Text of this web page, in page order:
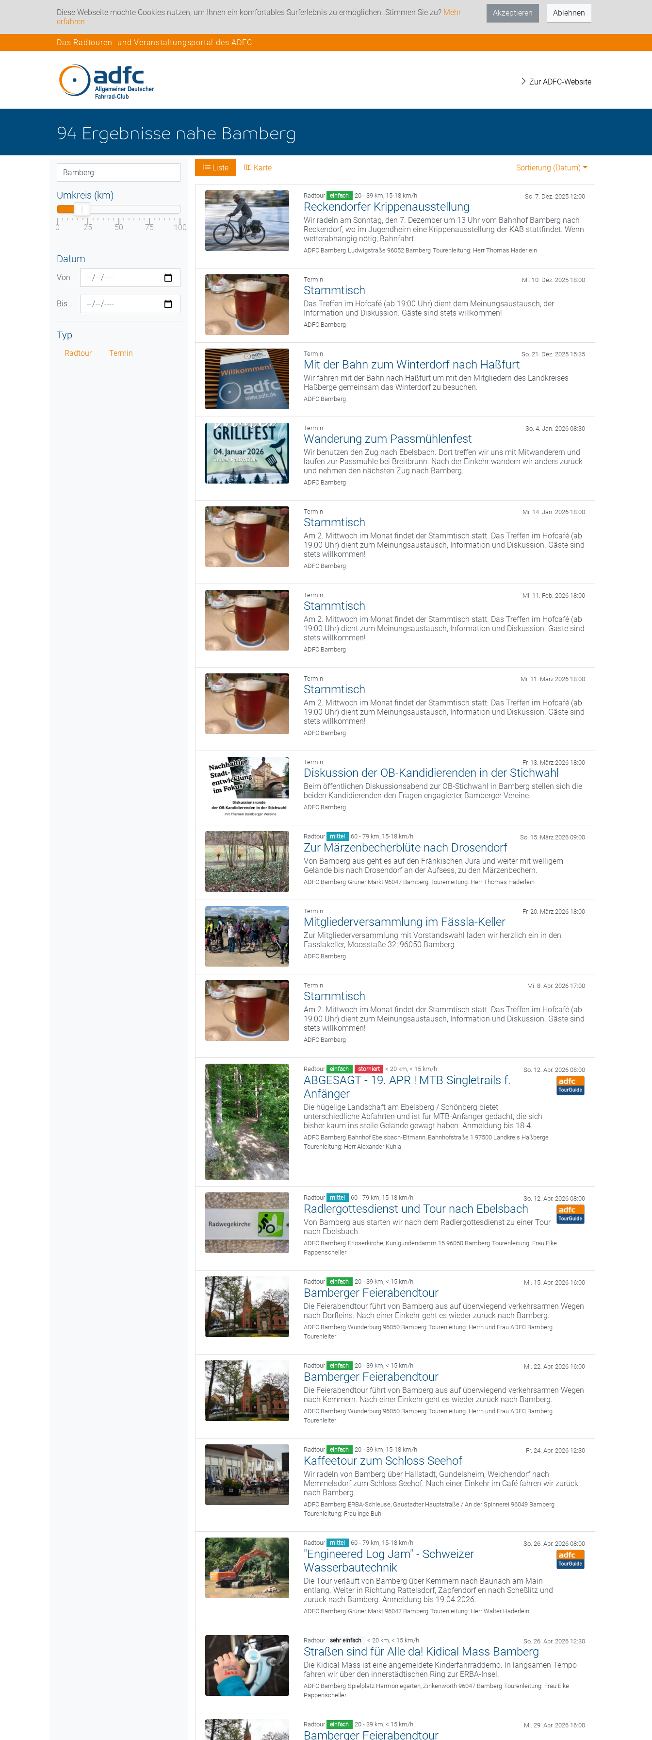
Diese Webseite möchte Cookies nutzen, um Ihnen ein komfortables Surferlebnis zu ermöglichen. Stimmen Sie zu? Mehr
erfahren
Akzeptieren Ablehnen
Das Radtouren- und Veranstaltungsportal des ADFC
Zur ADFC-Website
94 Ergebnisse nahe Bamberg
Umkreis (km)
0 25 50 75 100
Datum
Von
Bis
Typ
Radtour Termin
Liste Karte Sortierung (Datum)
Radtour einfach 20 - 39 km, 15-18 km/h So. 7. Dez. 2025 12:00
Reckendorfer Krippenausstellung
Wir radeln am Sonntag, den 7. Dezember um 13 Uhr vom Bahnhof Bamberg nach
Reckendorf, wo im Jugendheim eine Krippenausstellung der KAB stattfindet. Wenn
wetterabhängig nötig, Bahnfahrt.
ADFC Bamberg Ludwigstraße 96052 Bamberg Tourenleitung: Herr Thomas Haderlein
Termin Mi. 10. Dez. 2025 18:00
Stammtisch
Das Treffen im Hofcafé (ab 19:00 Uhr) dient dem Meinungsaustausch, der
Information und Diskussion. Gäste sind stets willkommen!
ADFC Bamberg
Termin So. 21. Dez. 2025 15:35
Mit der Bahn zum Winterdorf nach Haßfurt
Wir fahren mit der Bahn nach Haßfurt um mit den Mitgliedern des Landkreises
Haßberge gemeinsam das Winterdorf zu besuchen.
ADFC Bamberg
Termin So. 4. Jan. 2026 08:30
Wanderung zum Passmühlenfest
Wir benutzen den Zug nach Ebelsbach. Dort treffen wir uns mit Mitwanderern und
laufen zur Passmühle bei Breitbrunn. Nach der Einkehr wandern wir anders zurück
und nehmen den nächsten Zug nach Bamberg.
ADFC Bamberg
Termin Mi. 14. Jan. 2026 18:00
Stammtisch
Am 2. Mittwoch im Monat findet der Stammtisch statt. Das Treffen im Hofcafé (ab
19:00 Uhr) dient zum Meinungsaustausch, Information und Diskussion. Gäste sind
stets willkommen!
ADFC Bamberg
Termin Mi. 11. Feb. 2026 18:00
Stammtisch
Am 2. Mittwoch im Monat findet der Stammtisch statt. Das Treffen im Hofcafé (ab
19:00 Uhr) dient zum Meinungsaustausch, Information und Diskussion. Gäste sind
stets willkommen!
ADFC Bamberg
Termin Mi. 11. März 2026 18:00
Stammtisch
Am 2. Mittwoch im Monat findet der Stammtisch statt. Das Treffen im Hofcafé (ab
19:00 Uhr) dient zum Meinungsaustausch, Information und Diskussion. Gäste sind
stets willkommen!
ADFC Bamberg
Termin Fr. 13. März 2026 18:00
Diskussion der OB-Kandidierenden in der Stichwahl
Beim öffentlichen Diskussionsabend zur OB‑Stichwahl in Bamberg stellen sich die
beiden Kandidierenden den Fragen engagierter Bamberger Vereine.
ADFC Bamberg
Radtour mittel 60 - 79 km, 15-18 km/h So. 15. März 2026 09:00
Zur Märzenbecherblüte nach Drosendorf
Von Bamberg aus geht es auf den Fränkischen Jura und weiter mit welligem
Gelände bis nach Drosendorf an der Aufsess, zu den Märzenbechern.
ADFC Bamberg Grüner Markt 96047 Bamberg Tourenleitung: Herr Thomas Haderlein
Termin Fr. 20. März 2026 18:00
Mitgliederversammlung im Fässla-Keller
Zur Mitgliederversammlung mit Vorstandswahl laden wir herzlich ein in den
Fässlakeller, Moosstaße 32; 96050 Bamberg
ADFC Bamberg
Termin Mi. 8. Apr. 2026 17:00
Stammtisch
Am 2. Mittwoch im Monat findet der Stammtisch statt. Das Treffen im Hofcafé (ab
19:00 Uhr) dient zum Meinungsaustausch, Information und Diskussion. Gäste sind
stets willkommen!
ADFC Bamberg
Radtour einfach storniert < 20 km, < 15 km/h So. 12. Apr. 2026 08:00
ABGESAGT - 19. APR ! MTB Singletrails f.
Anfänger
Die hügelige Landschaft am Ebelsberg / Schönberg bietet
unterschiedliche Abfahrten und ist für MTB-Anfänger gedacht, die sich
bisher kaum ins steile Gelände gewagt haben. Anmeldung bis 18.4.
ADFC Bamberg Bahnhof Ebelsbach-Eltmann, Bahnhofstraße 1 97500 Landkreis Haßberge
Tourenleitung: Herr Alexander Kuhla
Radtour mittel 60 - 79 km, 15-18 km/h So. 12. Apr. 2026 08:00
Radlergottesdienst und Tour nach Ebelsbach
Von Bamberg aus starten wir nach dem Radlergottesdienst zu einer Tour
nach Ebelsbach.
ADFC Bamberg Erlöserkirche, Kunigundendamm 15 96050 Bamberg Tourenleitung: Frau Elke
Pappenscheller
Radtour einfach 20 - 39 km, < 15 km/h Mi. 15. Apr. 2026 16:00
Bamberger Feierabendtour
Die Feierabendtour führt von Bamberg aus auf überwiegend verkehrsarmen Wegen
nach Dörfleins. Nach einer Einkehr geht es wieder zurück nach Bamberg.
ADFC Bamberg Wunderburg 96050 Bamberg Tourenleitung: Herrn und Frau ADFC Bamberg
Tourenleiter
Radtour einfach 20 - 39 km, < 15 km/h Mi. 22. Apr. 2026 16:00
Bamberger Feierabendtour
Die Feierabendtour führt von Bamberg aus auf überwiegend verkehrsarmen Wegen
nach Kemmern. Nach einer Einkehr geht es wieder zurück nach Bamberg.
ADFC Bamberg Wunderburg 96050 Bamberg Tourenleitung: Herrn und Frau ADFC Bamberg
Tourenleiter
Radtour einfach 20 - 39 km, 15-18 km/h Fr. 24. Apr. 2026 12:30
Kaffeetour zum Schloss Seehof
Wir radeln von Bamberg über Hallstadt, Gundelsheim, Weichendorf nach
Memmelsdorf zum Schloss Seehof. Nach einer Einkehr im Café fahren wir zurück
nach Bamberg.
ADFC Bamberg ERBA-Schleuse, Gaustadter Hauptstraße / An der Spinnerei 96049 Bamberg
Tourenleitung: Frau Inge Buhl
Radtour mittel 60 - 79 km, 15-18 km/h So. 26. Apr. 2026 08:00
"Engineered Log Jam" - Schweizer
Wasserbautechnik
Die Tour verläuft von Bamberg über Kemmern nach Baunach am Main
entlang. Weiter in Richtung Rattelsdorf, Zapfendorf en nach Scheßlitz und
zurück nach Bamberg. Anmeldung bis 19.04.2026.
ADFC Bamberg Grüner Markt 96047 Bamberg Tourenleitung: Herr Walter Haderlein
Radtour sehr einfach < 20 km, < 15 km/h So. 26. Apr. 2026 12:30
Straßen sind für Alle da! Kidical Mass Bamberg
Die Kidical Mass ist eine angemeldete Kinderfahrraddemo. In langsamen Tempo
fahren wir über den innerstädtischen Ring zur ERBA-Insel.
ADFC Bamberg Spielplatz Harmoniegarten, Zinkenwörth 96047 Bamberg Tourenleitung: Frau Elke
Pappenscheller
Radtour einfach 20 - 39 km, < 15 km/h Mi. 29. Apr. 2026 16:00
Bamberger Feierabendtour